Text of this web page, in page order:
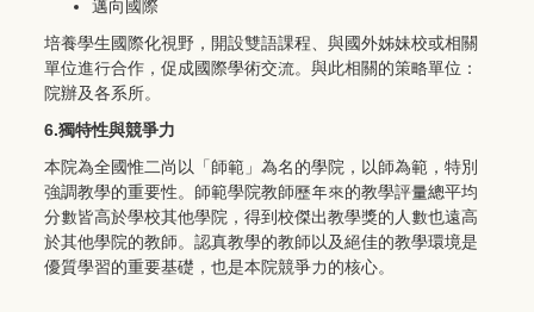
邁向國際
培養學生國際化視野，開設雙語課程、與國外姊妹校或相關
單位進行合作，促成國際學術交流。與此相關的策略單位：
院辦及各系所。
6.獨特性與競爭力
本院為全國惟二尚以「師範」為名的學院，以師為範，特別
強調教學的重要性。師範學院教師歷年來的教學評量總平均
分數皆高於學校其他學院，得到校傑出教學獎的人數也遠高
於其他學院的教師。認真教學的教師以及絕佳的教學環境是
優質學習的重要基礎，也是本院競爭力的核心。